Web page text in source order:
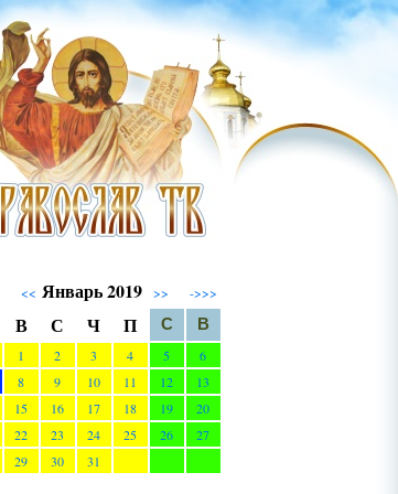
<< Январь 2019 >> ->>>
В С Ч П С
В
1
2 3 4 5
6
8 9 10 11 12
13
15 16 17 18 19
20
22 23 24 25 26
27
29 30 31